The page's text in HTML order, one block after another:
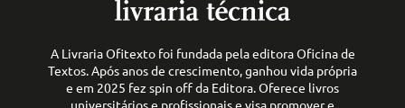
A Livraria Ofitexto foi fundada pela editora Oficina de
Textos. Após anos de crescimento, ganhou vida própria
e em 2025 fez spin off da Editora. Oferece livros
universitários e profissionais e visa promover e